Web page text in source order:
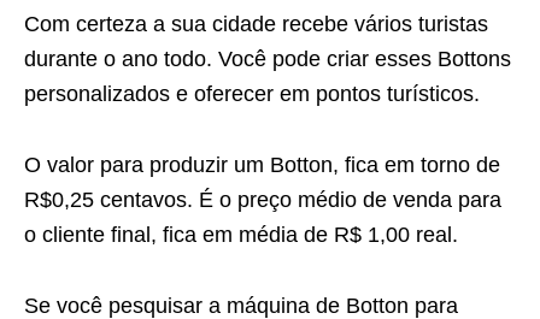
Com certeza a sua cidade recebe vários turistas
durante o ano todo. Você pode criar esses Bottons
personalizados e oferecer em pontos turísticos.
O valor para produzir um Botton, fica em torno de
R$0,25 centavos. É o preço médio de venda para
o cliente final, fica em média de R$ 1,00 real.
Se você pesquisar a máquina de Botton para